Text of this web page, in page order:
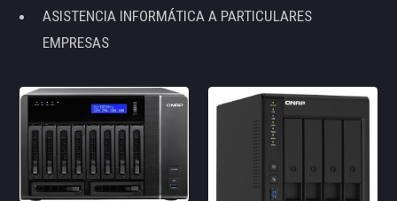
ASISTENCIA INFORMÁTICA A PARTICULARES
EMPRESAS